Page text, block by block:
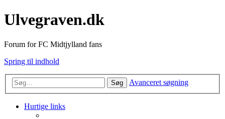
Ulvegraven.dk
Forum for FC Midtjylland fans
Spring til indhold
Søg Avanceret søgning
Hurtige links